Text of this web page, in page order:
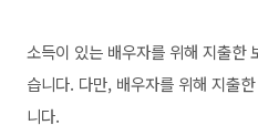
소득이 있는 배우자를 위해 지출한
습니다. 다만, 배우자를 위해 지출
니다.